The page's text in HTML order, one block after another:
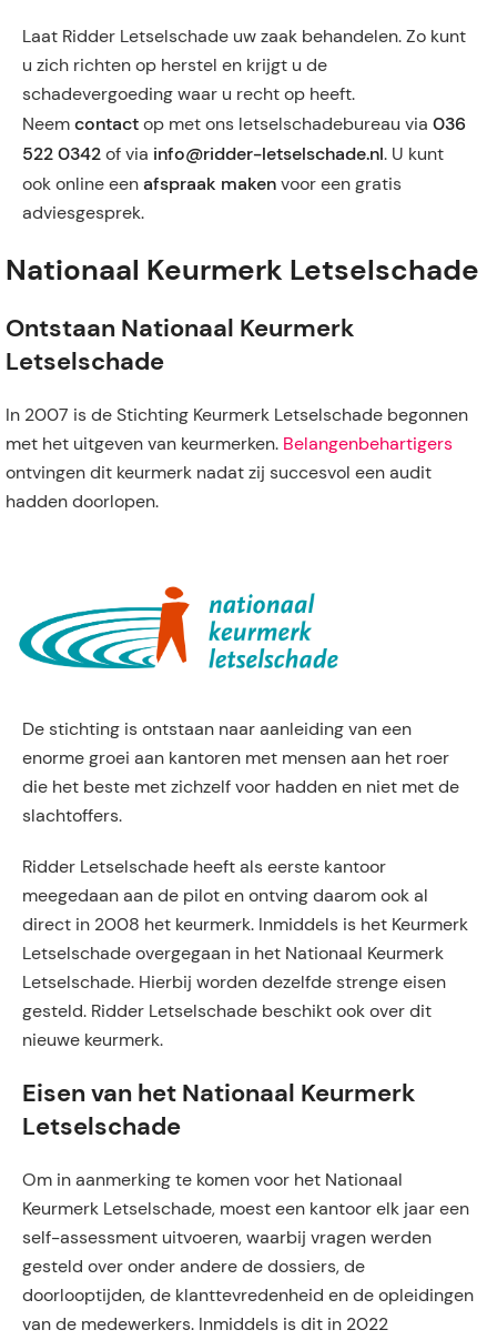
Laat Ridder Letselschade uw zaak behandelen. Zo kunt
u zich richten op herstel en krijgt u de
schadevergoeding waar u recht op heeft.
Neem contact op met ons letselschadebureau via 036
522 0342 of via info@ridder-letselschade.nl. U kunt
ook online een afspraak maken voor een gratis
adviesgesprek.
Nationaal Keurmerk Letselschade
Ontstaan Nationaal Keurmerk
Letselschade
In 2007 is de Stichting Keurmerk Letselschade begonnen
met het uitgeven van keurmerken. Belangenbehartigers
ontvingen dit keurmerk nadat zij succesvol een audit
hadden doorlopen.
De stichting is ontstaan naar aanleiding van een
enorme groei aan kantoren met mensen aan het roer
die het beste met zichzelf voor hadden en niet met de
slachtoffers.
Ridder Letselschade heeft als eerste kantoor
meegedaan aan de pilot en ontving daarom ook al
direct in 2008 het keurmerk. Inmiddels is het Keurmerk
Letselschade overgegaan in het Nationaal Keurmerk
Letselschade. Hierbij worden dezelfde strenge eisen
gesteld. Ridder Letselschade beschikt ook over dit
nieuwe keurmerk.
Eisen van het Nationaal Keurmerk
Letselschade
Om in aanmerking te komen voor het Nationaal
Keurmerk Letselschade, moest een kantoor elk jaar een
self-assessment uitvoeren, waarbij vragen werden
gesteld over onder andere de dossiers, de
doorlooptijden, de klanttevredenheid en de opleidingen
van de medewerkers. Inmiddels is dit in 2022